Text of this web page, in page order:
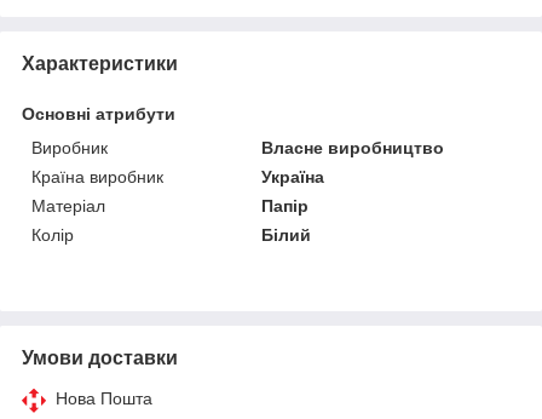
Характеристики
Основні атрибути
Виробник
Власне виробництво
Країна виробник
Україна
Матеріал
Папір
Колір
Білий
Умови доставки
Нова Пошта